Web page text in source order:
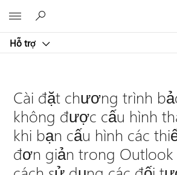
Hỗ trợ
Cài đặt chương trình
không được cấu hình
khi bạn cấu hình các
đơn giản trong Outlook